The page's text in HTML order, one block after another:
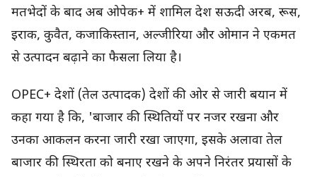
मतभेदों के बाद अब ओपेक+ में शामिल देश सऊदी अरब, रूस,
इराक, कुवैत, कजाकिस्तान, अल्जीरिया और ओमान ने एकमत
से उत्पादन बढ़ाने का फैसला लिया है।
OPEC+ देशों (तेल उत्पादक) देशों की ओर से जारी बयान में
कहा गया है कि, 'बाजार की स्थितियों पर नजर रखना और
उनका आकलन करना जारी रखा जाएगा, इसके अलावा तेल
बाजार की स्थिरता को बनाए रखने के अपने निरंतर प्रयासों के